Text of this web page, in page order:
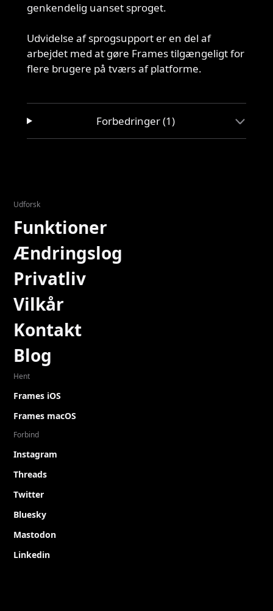
genkendelig uanset sproget.
Udvidelse af sprogsupport er en del af
arbejdet med at gøre Frames tilgængeligt for
flere brugere på tværs af platforme.
Forbedringer (1)
Udforsk
Funktioner
Ændringslog
Privatliv
Vilkår
Kontakt
Blog
Hent
Frames iOS
Frames macOS
Forbind
Instagram
Threads
Twitter
Bluesky
Mastodon
Linkedin